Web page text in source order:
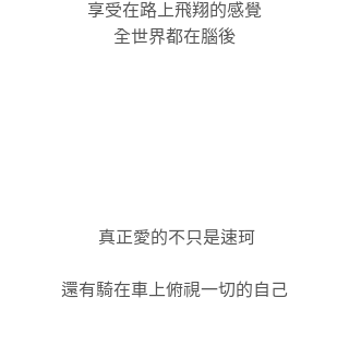
享受在路上飛翔的感覺
全世界都在腦後
真正愛的不只是速珂
還有騎在車上俯視一切的自己